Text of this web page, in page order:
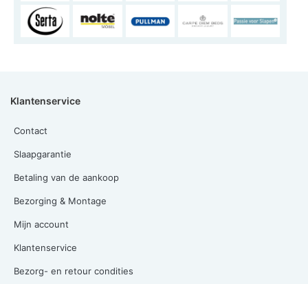
Klantenservice
Contact
Slaapgarantie
Betaling van de aankoop
Bezorging & Montage
Mijn account
Klantenservice
Bezorg- en retour condities